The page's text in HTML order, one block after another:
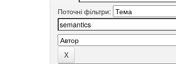
Поточні фільтри: